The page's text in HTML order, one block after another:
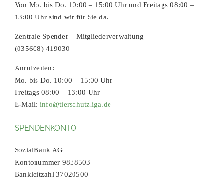
Von Mo. bis Do. 10:00 – 15:00 Uhr und Freitags 08:00 –
13:00 Uhr sind wir für Sie da.
Zentrale Spender – Mitgliederverwaltung
(035608) 419030
Anrufzeiten:
Mo. bis Do. 10:00 – 15:00 Uhr
Freitags 08:00 – 13:00 Uhr
E-Mail: info@tierschutzliga.de
SPENDENKONTO
SozialBank AG
Kontonummer 9838503
Bankleitzahl 37020500